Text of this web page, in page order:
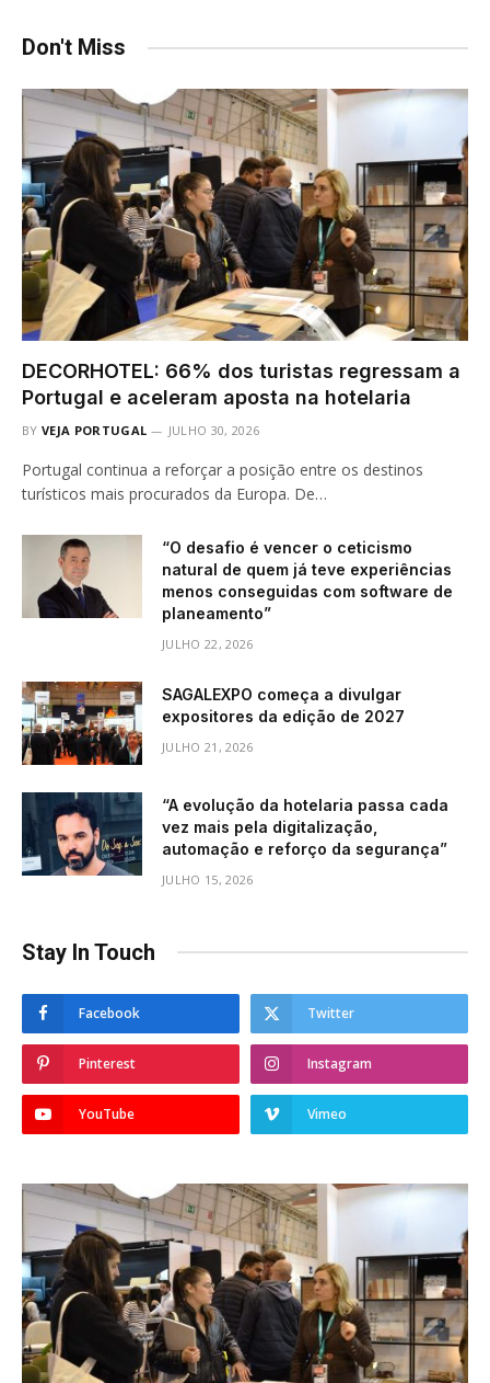
Don't Miss
DECORHOTEL: 66% dos turistas regressam a
Portugal e aceleram aposta na hotelaria
BY VEJA PORTUGAL JULHO 30, 2026
Portugal continua a reforçar a posição entre os destinos
turísticos mais procurados da Europa. De…
“O desafio é vencer o ceticismo
natural de quem já teve experiências
menos conseguidas com software de
planeamento”
JULHO 22, 2026
SAGALEXPO começa a divulgar
expositores da edição de 2027
JULHO 21, 2026
“A evolução da hotelaria passa cada
vez mais pela digitalização,
automação e reforço da segurança”
JULHO 15, 2026
Stay In Touch
Facebook Twitter
Pinterest Instagram
YouTube Vimeo